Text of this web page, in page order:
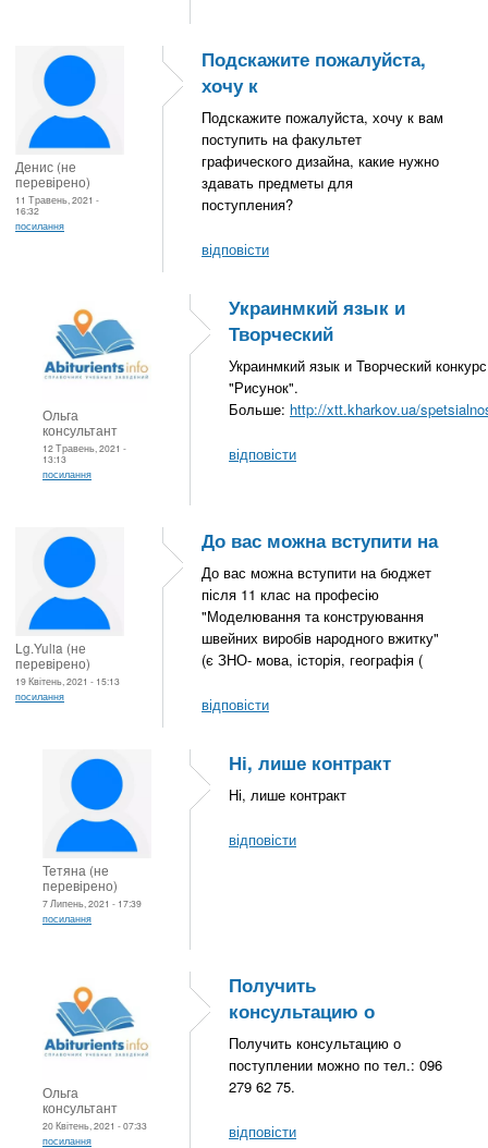
Денис (не
перевірено)
11 Травень, 2021 -
16:32
посилання
Подскажите пожалуйста,
хочу к
Подскажите пожалуйста, хочу к вам
поступить на факультет
графического дизайна, какие нужно
здавать предметы для
поступления?
відповісти
Ольга
консультант
12 Травень, 2021 -
13:13
посилання
Украинмкий язык и
Творческий
Украинмкий язык и Творческий конкурс
"Рисунок".
Больше: http://xtt.kharkov.ua/
відповісти
Lg.Yulia (не
перевірено)
19 Квітень, 2021 - 15:13
посилання
До вас можна вступити на
До вас можна вступити на бюджет
після 11 клас на професію
"Моделювання та конструювання
швейних виробів народного вжитку"
(є ЗНО- мова, історія, географія (
відповісти
Тетяна (не
перевірено)
7 Липень, 2021 - 17:39
посилання
Ні, лише контракт
Ні, лише контракт
відповісти
Ольга
консультант
20 Квітень, 2021 - 07:33
посилання
Получить
консультацию о
Получить консультацию о
поступлении можно по тел.: 096
279 62 75.
відповісти